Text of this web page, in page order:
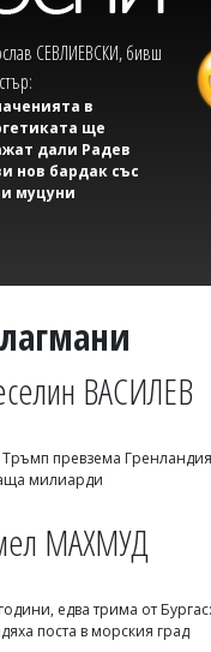
СЕВЛИЕВСКИ, бивш
в
ще
дали Радев
нов бардак със
муцуни
ВАСИЛЕВ
превзема
милиарди
МАХМУД
едва трима от
поста в морския град